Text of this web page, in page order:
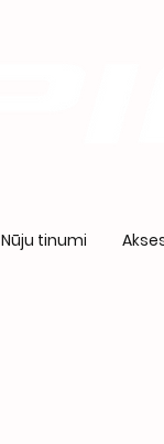
Nūju tinumi